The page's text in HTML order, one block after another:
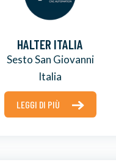
HALTER ITALIA
Sesto San Giovanni
Italia
LEGGI DI PIÙ